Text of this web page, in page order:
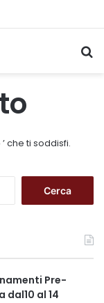
che ti soddisfi.
c
p
e
Pre-
dal10 al 14